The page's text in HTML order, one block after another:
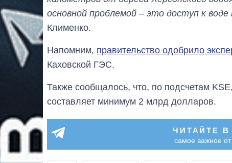
основной проблемой – это доступ к
Клименко.
Напомним, правительство одобрило
Каховской ГЭС.
Также сообщалось, что, по подсчетам KSE,
составляет минимум 2 млрд долларов.
ЧИТАЙТЕ В
самое важное